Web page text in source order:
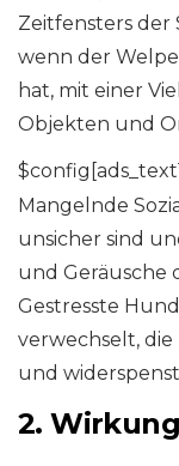
Zeitfensters der
wenn der
hat, mit einer
Objekten und
Mangelnde
unsicher sind
und Geräusche
Gestresste
verwechselt, die
und
2.